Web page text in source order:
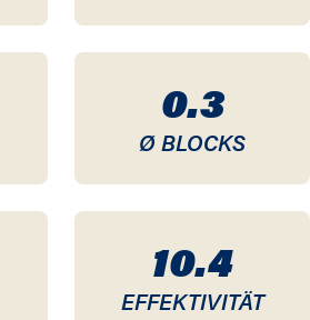
0.3
Ø BLOCKS
10.4
EFFEKTIVITÄT